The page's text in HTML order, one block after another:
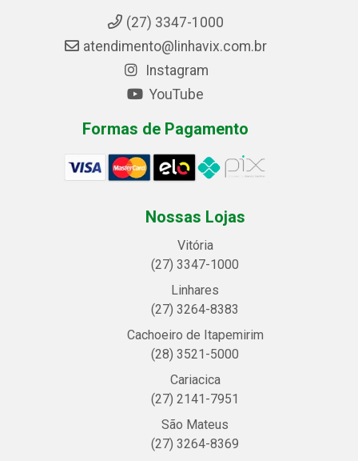
(27) 3347-1000
atendimento@linhavix.com.br
Instagram
YouTube
Formas de Pagamento
Nossas Lojas
Vitória
(27) 3347-1000
Linhares
(27) 3264-8383
Cachoeiro de Itapemirim
(28) 3521-5000
Cariacica
(27) 2141-7951
São Mateus
(27) 3264-8369